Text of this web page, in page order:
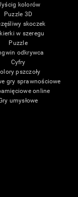
kolorów
Puzzle 3D
skoczek
w szeregu
Puzzle
odkrywca
Cyfry
pszczoły
gry sprawnościowe
online
umysłowe